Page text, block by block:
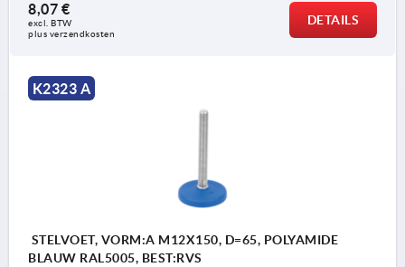
Vorm A zonder antislipplaat
Vorm B met antislipplaat
8,07 €
excl. BTW
plus verzendkosten
DETAILS
K2323 A
STELVOET, VORM:A M12X150, D=65, POLYAMIDE
BLAUW RAL5005, BEST:RVS